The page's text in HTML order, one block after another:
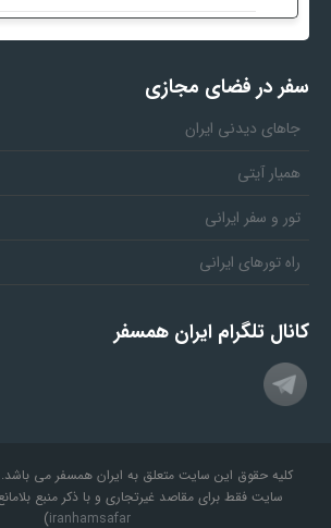
سفر در فضای مجازی
جاهای دیدنی ایران
همیار آیتی
تور و سفر ایرانی
راه تورهای ایرانی
کانال تلگرام ایران همسفر
کلیه حقوق این سایت متعلق به ایران همسفر می باشد.
سایت فقط برای مقاصد غیرتجاری و با ذکر منبع
iranhamsafar
)